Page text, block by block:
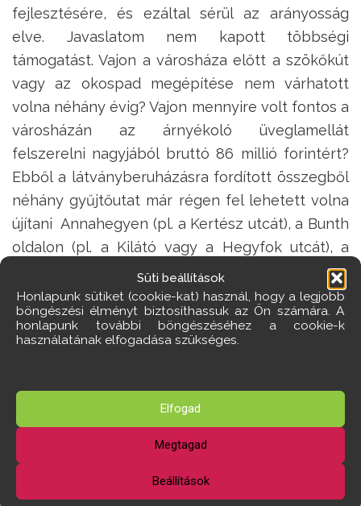
Süti beállítások
Honlapunk sütiket (cookie-kat) használ, hogy a legjobb
böngészési élményt biztosíthassuk az Ön számára. A
honlapunk további böngészéséhez a cookie-k
használatának elfogadása szükséges.
Elfogad
Megtagad
Beállítások
fejlesztésére, és ezáltal sérül az arányosság
elve. Javaslatom nem kapott többségi
támogatást. Vajon a városháza előtt a szökőkút
vagy az okospad megépítése nem várhatott
volna néhány évig? Vajon mennyire volt fontos a
városházán az árnyékoló üveglamellát
felszerelni nagyjából bruttó 86 millió forintért?
Ebből a látványberuházásra fordított összegből
néhány gyűjtőutat már régen fel lehetett volna
újítani Annahegyen (pl. a Kertész utcát), a Bunth
oldalon (pl. a Kilátó vagy a Hegyfok utcát), a
Szabadházi hegyen (pl. a Mecsek vagy a Villányi
utcát). De a mellékutcák folyamatos
karbantartására is jutott volna elegendő összeg.
növelésének
lehetőségét. Az
források nem
csupán